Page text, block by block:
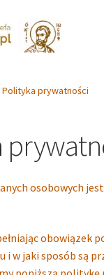
Polityka prywatności
osobowych
obowiązek
i w jaki sposób są